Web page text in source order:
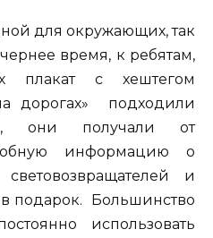
для окружающих, так
время, к ребятам,
плакат с хештегом
дорогах» подходили
они получали от
информацию о
и
подарок. Большинство
использовать